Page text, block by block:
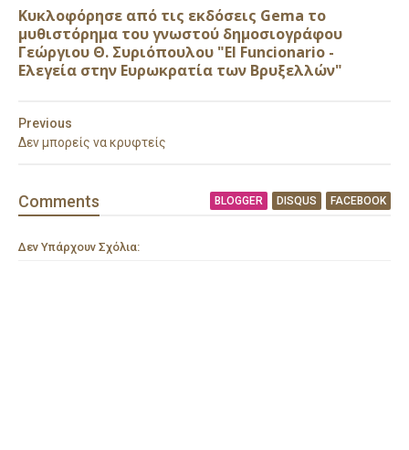
Κυκλοφόρησε από τις εκδόσεις Gema το
μυθιστόρημα του γνωστού δημοσιογράφου
Γεώργιου Θ. Συριόπουλου "El Funcionario -
Ελεγεία στην Ευρωκρατία των Βρυξελλών"
Previous
Δεν μπορείς να κρυφτείς
Comments BLOGGER DISQUS FACEBOOK
Δεν Υπάρχουν Σχόλια: